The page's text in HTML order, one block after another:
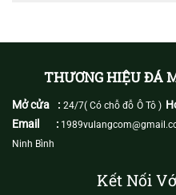
THƯƠNG HIỆU ĐÁ
Mở cửa : 24/7( Có chỗ đỗ Ô Tô )
Email :
Ninh Bình
Kết Nối